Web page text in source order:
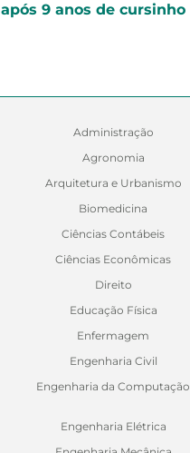
após 9 anos de cursinho
Administração
Agronomia
Arquitetura e Urbanismo
Biomedicina
Ciências Contábeis
Ciências Econômicas
Direito
Educação Física
Enfermagem
Engenharia Civil
Engenharia da Computação
Engenharia Elétrica